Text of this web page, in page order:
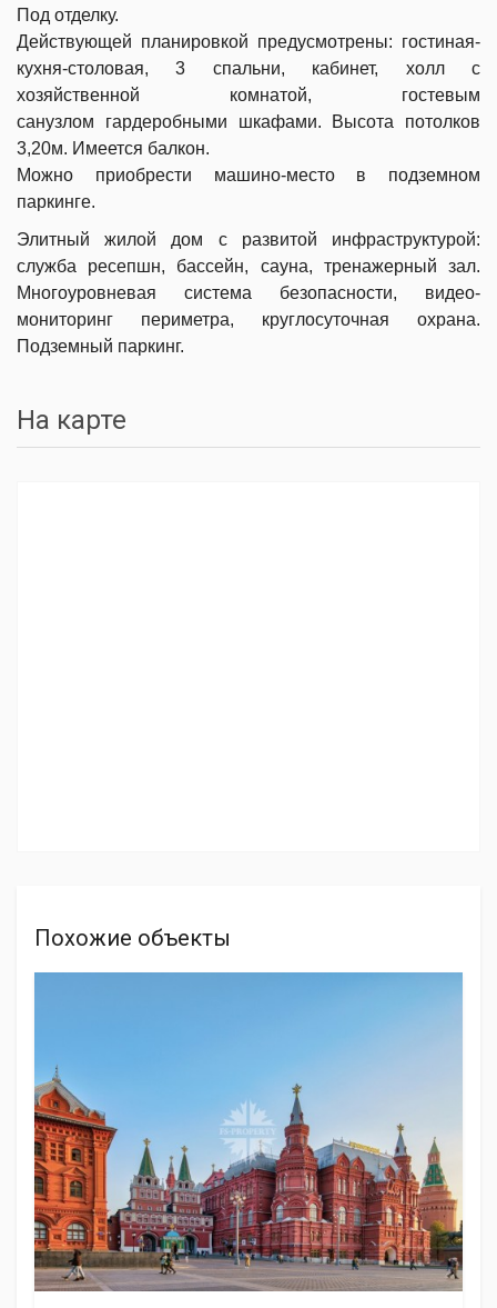
Под отделку.
Действующей планировкой предусмотрены: гостиная-
кухня-столовая, 3 спальни, кабинет, холл с
хозяйственной комнатой, гостевым
санузлом гардеробными шкафами. Высота потолков
3,20м. Имеется балкон.
Можно приобрести машино-место в подземном
паркинге.
Элитный жилой дом с развитой инфраструктурой:
служба ресепшн, бассейн, сауна, тренажерный зал.
Многоуровневая система безопасности, видео-
мониторинг периметра, круглосуточная охрана.
Подземный паркинг.
На карте
Похожие объекты